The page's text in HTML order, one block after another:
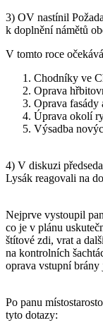
3) OV nastínil
k doplnění námětů
V tomto roce
Chodníky ve
Oprava
Oprava fasády
Úprava okolí
Výsadba
4) V diskuzi
Lysák reagovali na
Nejprve vystoupil
co je v plánu
štítové zdi, vrat a
na kontrolních
oprava vstupní
Po panu
tyto dotazy: